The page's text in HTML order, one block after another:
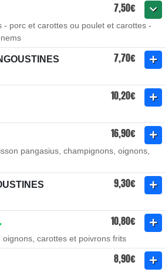
7,50€
- porc et carottes ou poulet et carottes -
7,70€
10,20€
16,90€
pangasius, champignons, oignons,
9,30€
10,80€
carottes et poivrons frits
8,90€